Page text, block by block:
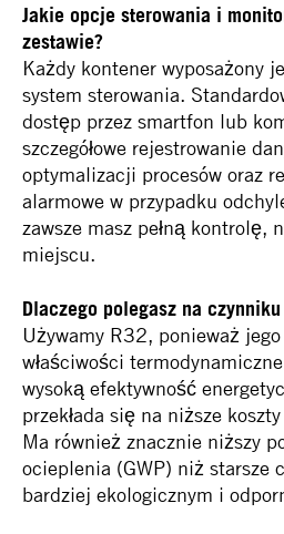
Jakie opcje sterowania i
zestawie?
Każdy kontener wyposażony
system sterowania.
dostęp przez smartfon lub
szczegółowe rejestrowanie
optymalizacji procesów oraz
alarmowe w przypadku
zawsze masz pełną kontrolę,
miejscu.
Dlaczego polegasz na
Używamy R32, ponieważ jego
właściwości
wysoką efektywność
przekłada się na niższe
Ma również znacznie niższy
ocieplenia (GWP) niż starsze
bardziej ekologicznym i